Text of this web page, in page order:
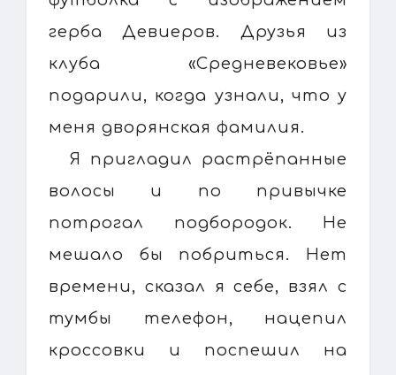
герба Девиеров. Друзья из
клуба «Средневековье»
подарили, когда узнали, что у
меня дворянская фамилия.
Я пригладил растрёпанные
волосы и по привычке
потрогал подбородок. Не
мешало бы побриться. Нет
времени, сказал я себе, взял с
тумбы телефон, нацепил
кроссовки и поспешил на